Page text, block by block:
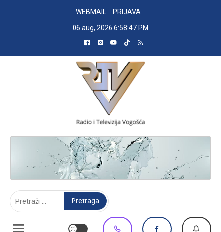
WEBMAIL
PRIJAVA
06 aug, 2026 6:58:48 PM
RADIO TELEVIZIJA VOGOŠĆA